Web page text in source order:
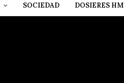
SOCIEDAD DOSIERES HM